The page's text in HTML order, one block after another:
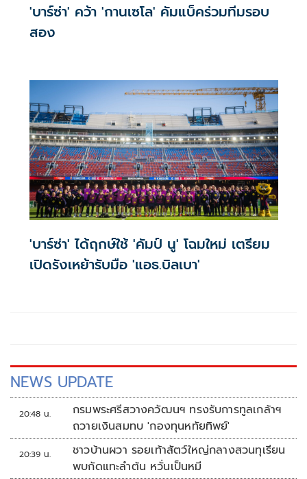
'บาร์ซ่า' คว้า 'กานเซโล' คัมแบ็คร่วมทีมรอบ
สอง
'บาร์ซ่า' ได้ฤกษ์ใช้ 'คัมป์ นู' โฉมใหม่ เตรียม
เปิดรังเหย้ารับมือ 'แอธ.บิลเบา'
NEWS UPDATE
20:48 น.
กรมพระศรีสวางควัฒนฯ ทรงรับการทูลเกล้าฯ
ถวายเงินสมทบ 'กองทุนหทัยทิพย์'
20:39 น.
ชาวบ้านผวา รอยเท้าสัตว์ใหญ่กลางสวนทุเรียน
พบกัดแทะลำต้น หวั่นเป็นหมี